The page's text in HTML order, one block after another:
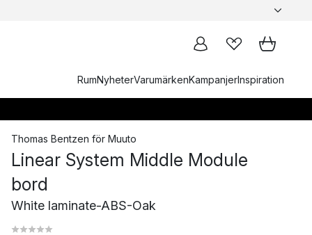
RumNyheterVarumärkenKampanjerInspiration
Thomas Bentzen för Muuto
Linear System Middle Module
bord
White laminate-ABS-Oak